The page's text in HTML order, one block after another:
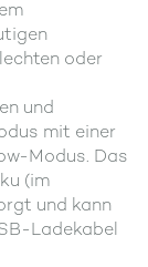
oder
und
mit einer
Modus. Das
(im
und kann
Ladekabel